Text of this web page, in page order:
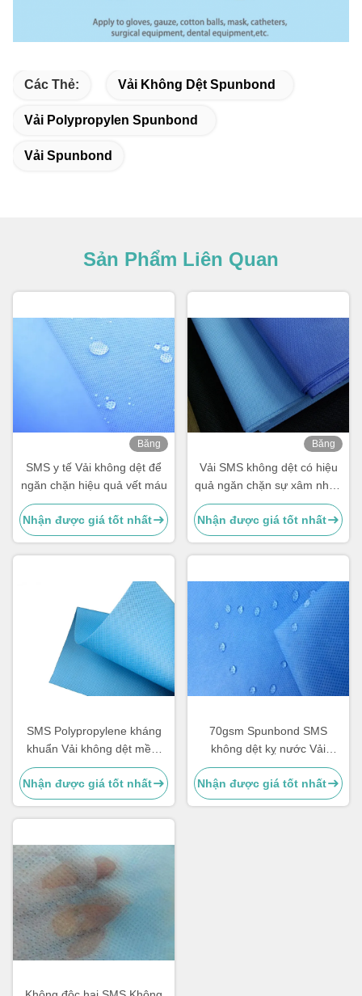
Các Thẻ: Vải Không Dệt Spunbond
Vải Polypropylen Spunbond
Vải Spunbond
Sản Phẩm Liên Quan
Băng
SMS y tế Vải không dệt để
ngăn chặn hiệu quả vết máu
Nhận được giá tốt nhất
Băng
Vải SMS không dệt có hiệu
quả ngăn chặn sự xâm nhập
của rượu vào máu
Nhận được giá tốt nhất
SMS Polypropylene kháng
khuẩn Vải không dệt mềm
mại và thoáng khí
Nhận được giá tốt nhất
70gsm Spunbond SMS
không dệt kỵ nước Vải
không dệt cho tã
Nhận được giá tốt nhất